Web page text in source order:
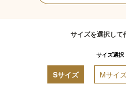
サイズを選択して
サイズ選択
Sサイズ Mサイ